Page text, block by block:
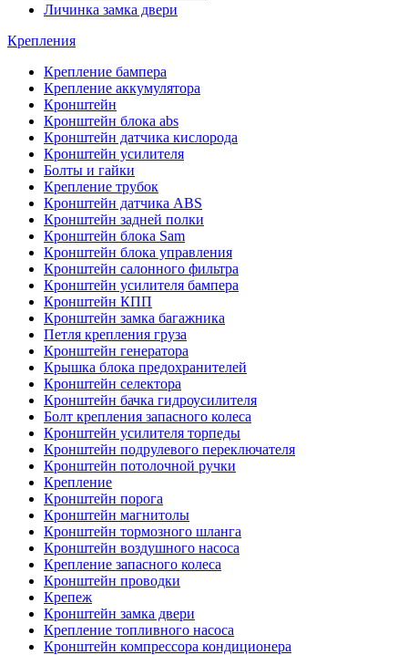
Личинка замка двери
Крепления
Крепление бампера
Крепление аккумулятора
Кронштейн
Кронштейн блока abs
Кронштейн датчика кислорода
Кронштейн усилителя
Болты и гайки
Крепление трубок
Кронштейн датчика ABS
Кронштейн задней полки
Кронштейн блока Sam
Кронштейн блока управления
Кронштейн салонного фильтра
Кронштейн усилителя бампера
Кронштейн КПП
Кронштейн замка багажника
Петля крепления груза
Кронштейн генератора
Крышка блока предохранителей
Кронштейн селектора
Кронштейн бачка гидроусилителя
Болт крепления запасного колеса
Кронштейн усилителя торпеды
Кронштейн подрулевого переключателя
Кронштейн потолочной ручки
Крепление
Кронштейн порога
Кронштейн магнитолы
Кронштейн тормозного шланга
Кронштейн воздушного насоса
Крепление запасного колеса
Кронштейн проводки
Крепеж
Кронштейн замка двери
Крепление топливного насоса
Кронштейн компрессора кондиционера